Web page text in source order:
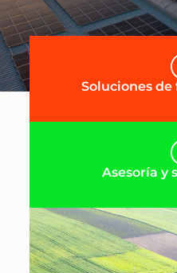
Soluciones
Asesoría y